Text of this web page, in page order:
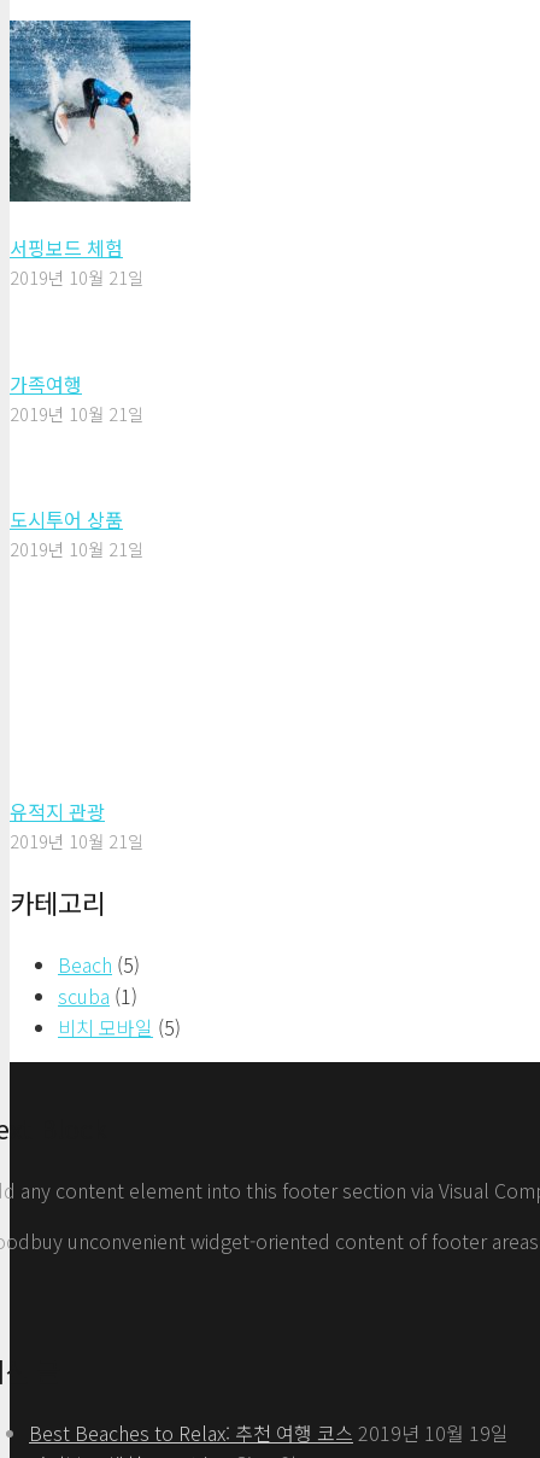
서핑보드 체험
2019년 10월 21일
가족여행
2019년 10월 21일
도시투어 상품
2019년 10월 21일
유적지 관광
2019년 10월 21일
카테고리
Beach (5)
scuba (1)
비치 모바일 (5)
Block
any content element into this footer section via Visual
unconvenient widget-oriented content of footer
글
Best Beaches to Relax: 추천 여행 코스 2019년 10월 19일